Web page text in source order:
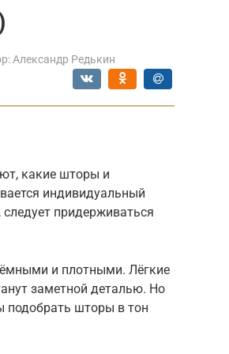
Александр Редькин
какие шторы и
индивидуальный
, следует придерживаться
и плотными. Лёгкие
заметной деталью. Но
подобрать шторы в тон